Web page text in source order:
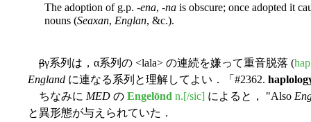
The adoption of g.p. -ena, -na is obscure; once adopted it
nouns (Seaxan, Englan, &c.).
βγ系列は，α系列の <lala> の連続を嫌って重音脱落 (
England に連なる系列と理解してよい．「#2362.
ちなみに MED の Engelōnd n.[/sic] によると， "Also
と異形態が与えられていた．